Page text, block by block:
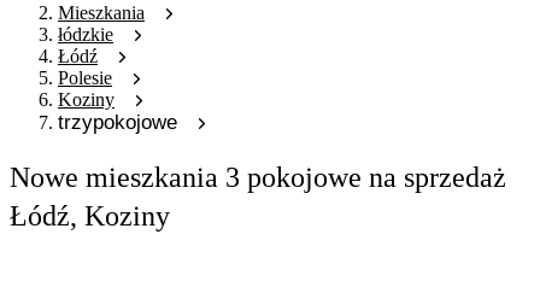
Mieszkania
łódzkie
Łódź
Polesie
Koziny
trzypokojowe
Nowe mieszkania 3 pokojowe na sprzedaż
Łódź, Koziny